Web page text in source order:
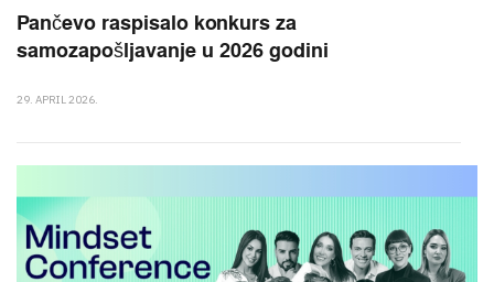
Pančevo raspisalo konkurs za
samozapošljavanje u 2026 godini
29. APRIL 2026.